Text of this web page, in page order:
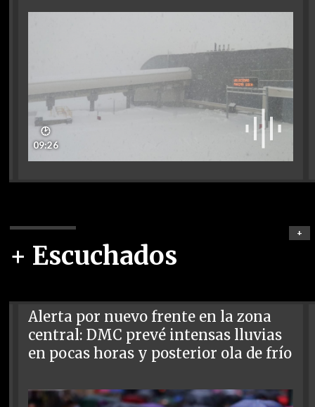
🕑
09:26
+ Escuchados
+
Alerta por nuevo frente en la zona
central: DMC prevé intensas lluvias
en pocas horas y posterior ola de frío